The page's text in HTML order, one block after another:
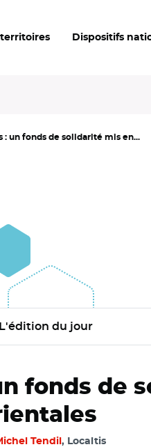
territoires Dispositifs
: un fonds de solidarité mis en...
L'édition du jour
fonds de
Tendil , Localtis